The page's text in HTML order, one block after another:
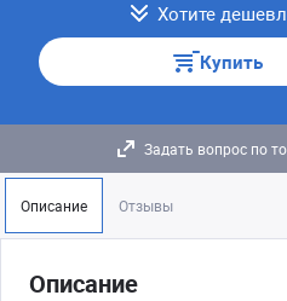
Хотите
Купить
Задать вопрос по
Описание Отзывы
Описание